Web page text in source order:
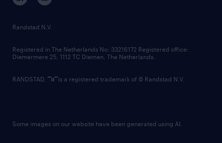
randstad innovation fund
country websites
Randstad N.V.
Registered in The Netherlands No: 33216172 Registered office:
Diemermere 25, 1112 TC Diemen, The Netherlands.
RANDSTAD, is a registered trademark of © Randstad N.V.
Some images on our website have been generated using AI.